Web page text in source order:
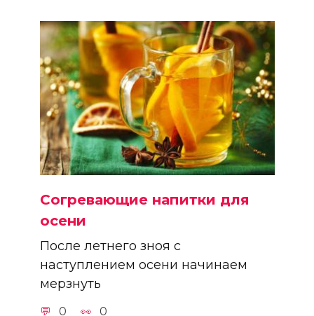
Согревающие напитки для
осени
После летнего зноя с
наступлением осени начинаем
мерзнуть
0 0